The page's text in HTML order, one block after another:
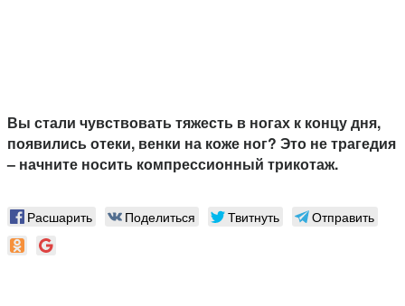
Вы стали чувствовать тяжесть в ногах к концу дня,
появились отеки, венки на коже ног? Это не трагедия
– начните носить компрессионный трикотаж.
Расшарить Поделиться Твитнуть Отправить